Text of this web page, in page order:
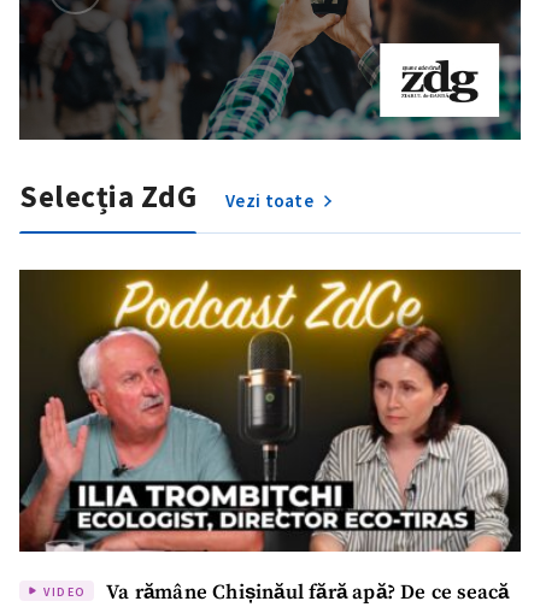
Selecția ZdG Vezi toate
VIDEO
Va rămâne Chișinăul fără apă? De ce seacă